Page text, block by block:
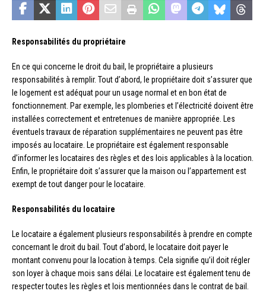
Responsabilités du propriétaire
En ce qui concerne le droit du bail, le propriétaire a plusieurs
responsabilités à remplir. Tout d’abord, le propriétaire doit s’assurer que
le logement est adéquat pour un usage normal et en bon état de
fonctionnement. Par exemple, les plomberies et l’électricité doivent être
installées correctement et entretenues de manière appropriée. Les
éventuels travaux de réparation supplémentaires ne peuvent pas être
imposés au locataire. Le propriétaire est également responsable
d’informer les locataires des règles et des lois applicables à la location.
Enfin, le propriétaire doit s’assurer que la maison ou l’appartement est
exempt de tout danger pour le locataire.
Responsabilités du locataire
Le locataire a également plusieurs responsabilités à prendre en compte
concernant le droit du bail. Tout d’abord, le locataire doit payer le
montant convenu pour la location à temps. Cela signifie qu’il doit régler
son loyer à chaque mois sans délai. Le locataire est également tenu de
respecter toutes les règles et lois mentionnées dans le contrat de bail.